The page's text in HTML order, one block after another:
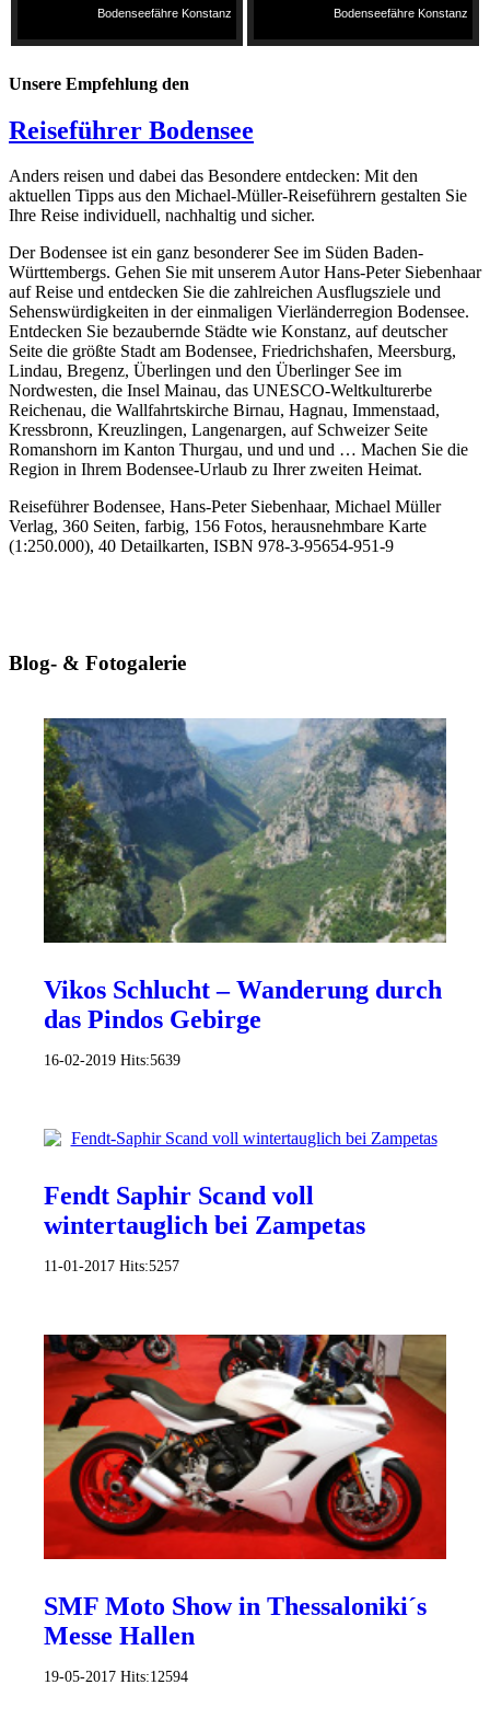
Bodenseefähre Konstanz Bodenseefähre Konstanz
Unsere Empfehlung den
Reiseführer Bodensee
Anders reisen und dabei das Besondere entdecken: Mit den
aktuellen Tipps aus den Michael-Müller-Reiseführern gestalten Sie
Ihre Reise individuell, nachhaltig und sicher.
Der Bodensee ist ein ganz besonderer See im Süden Baden-
Württembergs. Gehen Sie mit unserem Autor Hans-Peter Siebenhaar
auf Reise und entdecken Sie die zahlreichen Ausflugsziele und
Sehenswürdigkeiten in der einmaligen Vierländerregion Bodensee.
Entdecken Sie bezaubernde Städte wie Konstanz, auf deutscher
Seite die größte Stadt am Bodensee, Friedrichshafen, Meersburg,
Lindau, Bregenz, Überlingen und den Überlinger See im
Nordwesten, die Insel Mainau, das UNESCO-Weltkulturerbe
Reichenau, die Wallfahrtskirche Birnau, Hagnau, Immenstaad,
Kressbronn, Kreuzlingen, Langenargen, auf Schweizer Seite
Romanshorn im Kanton Thurgau, und und und … Machen Sie die
Region in Ihrem Bodensee-Urlaub zu Ihrer zweiten Heimat.
Reiseführer Bodensee, Hans-Peter Siebenhaar, Michael Müller
Verlag, 360 Seiten, farbig, 156 Fotos, herausnehmbare Karte
(1:250.000), 40 Detailkarten, ISBN 978-3-95654-951-9
Blog- & Fotogalerie
Vikos Schlucht – Wanderung durch
das Pindos Gebirge
16-02-2019 Hits:5639
Fendt Saphir Scand voll
wintertauglich bei Zampetas
11-01-2017 Hits:5257
SMF Moto Show in Thessaloniki´s
Messe Hallen
19-05-2017 Hits:12594